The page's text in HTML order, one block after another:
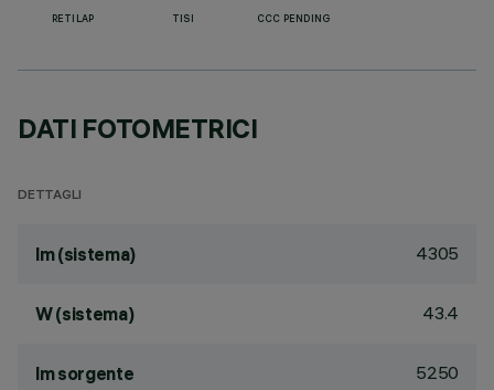
RETILAP TISI CCC PENDING
DATI FOTOMETRICI
DETTAGLI
lm (sistema) 4305
W (sistema) 43.4
lm sorgente 5250